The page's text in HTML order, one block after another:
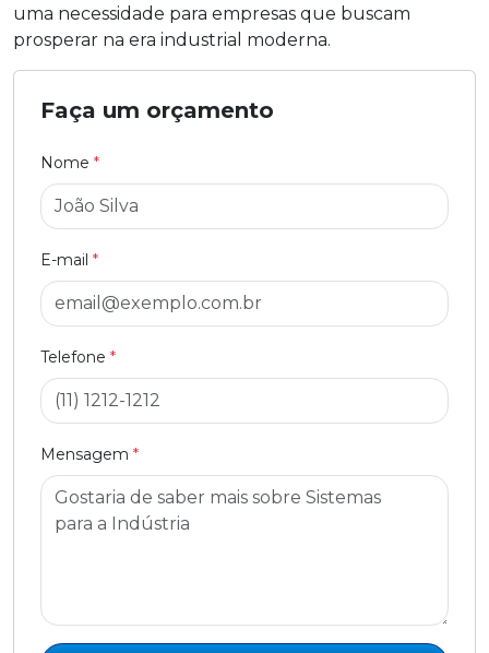
uma necessidade para empresas que buscam
prosperar na era industrial moderna.
Faça um orçamento
Nome *
E-mail *
Telefone *
Mensagem *